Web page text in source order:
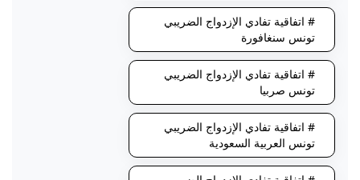
# اتفاقية تفادي الإزدواج الضريبي
تونس سنغافورة
# اتفاقية تفادي الإزدواج الضريبي
تونس صربيا
# اتفاقية تفادي الإزدواج الضريبي
تونس العربية السعودية